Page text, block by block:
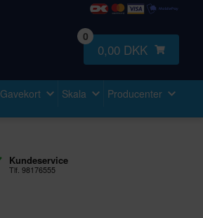
0
0,00 DKK
Gavekort Skala Producenter
Kundeservice
Tlf. 98176555